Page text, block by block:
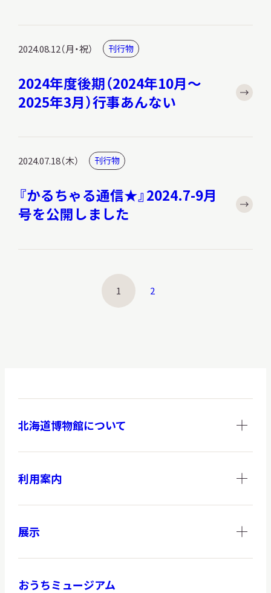
2024.08.12（月・祝） 刊行物
2024年度後期（2024年10月～
2025年3月）行事あんない
2024.07.18（木） 刊行物
『かるちゃる通信★』2024.7-9月
号を公開しました
1 2
北海道博物館について
利用案内
展示
おうちミュージアム